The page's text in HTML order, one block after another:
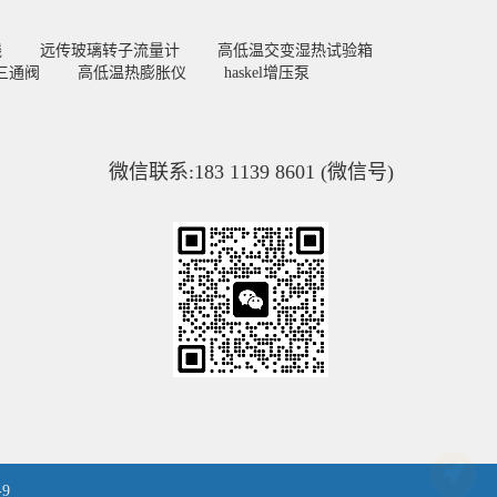
远传玻璃转子流量计
高低温交变湿热试验箱
通阀 高低温热膨胀仪
haskel增压泵
微信联系:183 1139 8601 (微信号)